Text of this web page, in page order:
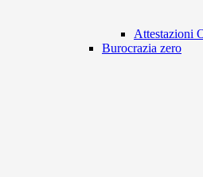
Attestazioni
Burocrazia zero